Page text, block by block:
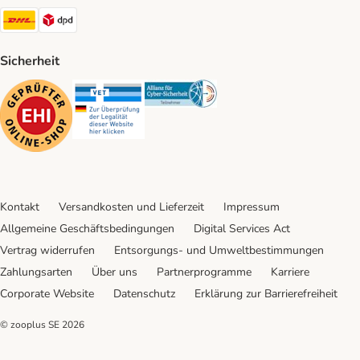
DHL Shipping Method
Sicherheit
Security Security Security
Kontakt Versandkosten und Lieferzeit
Impressum
Allgemeine Geschäftsbedingungen
Digital Services Act
Vertrag widerrufen
Entsorgungs- und Umweltbestimmungen
Zahlungsarten
Über uns Partnerprogramme
Karriere
Corporate Website
Datenschutz Erklärung zur Barrierefreiheit
© zooplus SE 2026